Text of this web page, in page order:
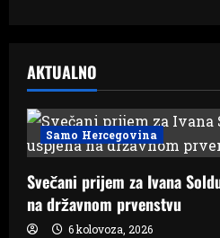
AKTUALNO
Samo Hercegovina
Svečani prijem za Ivana
na državnom prvenstvu
6 kolovoza, 2026